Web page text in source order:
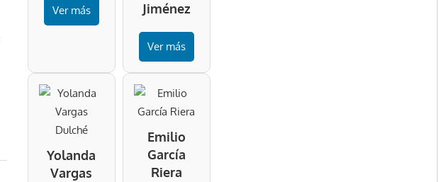
Ver más
Jiménez
Ver más
Yolanda
Vargas
Emilio
García
Riera